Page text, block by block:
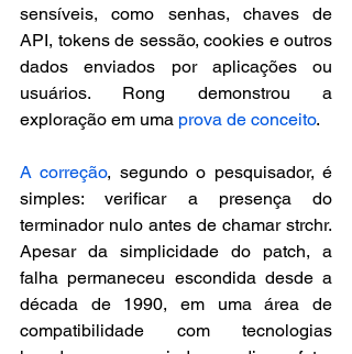
sensíveis, como senhas, chaves de
API, tokens de sessão, cookies e outros
dados enviados por aplicações ou
usuários. Rong demonstrou a
exploração em uma prova de conceito.
A correção, segundo o pesquisador, é
simples: verificar a presença do
terminador nulo antes de chamar strchr.
Apesar da simplicidade do patch, a
falha permaneceu escondida desde a
década de 1990, em uma área de
compatibilidade com tecnologias